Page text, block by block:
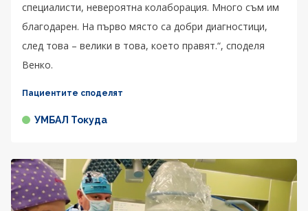
специалисти, невероятна колаборация. Много съм им
благодарен. На първо място са добри диагностици,
след това – велики в това, което правят.“, споделя
Венко.
Пациентите споделят
УМБАЛ Токуда